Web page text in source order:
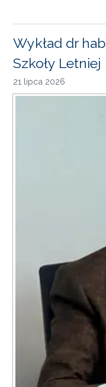
Wykład dr
Szkoły Letniej
21 lipca 2026